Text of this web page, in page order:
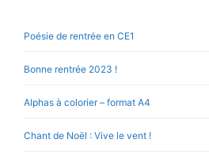
Poésie de rentrée en CE1
Bonne rentrée 2023 !
Alphas à colorier – format A4
Chant de Noël : Vive le vent !